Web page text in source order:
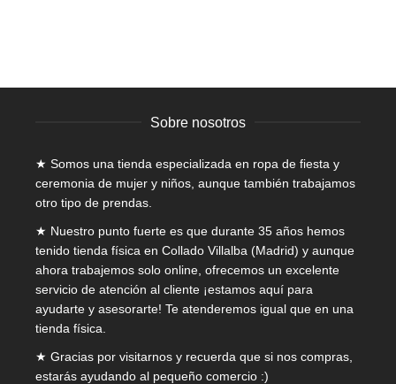
Sobre nosotros
★ Somos una tienda especializada en ropa de fiesta y
ceremonia de mujer y niños, aunque también trabajamos
otro tipo de prendas.
★ Nuestro punto fuerte es que durante 35 años hemos
tenido tienda física en Collado Villalba (Madrid) y aunque
ahora trabajemos solo online, ofrecemos un excelente
servicio de atención al cliente ¡estamos aquí para
ayudarte y asesorarte! Te atenderemos igual que en una
tienda física.
★ Gracias por visitarnos y recuerda que si nos compras,
estarás ayudando al pequeño comercio :)